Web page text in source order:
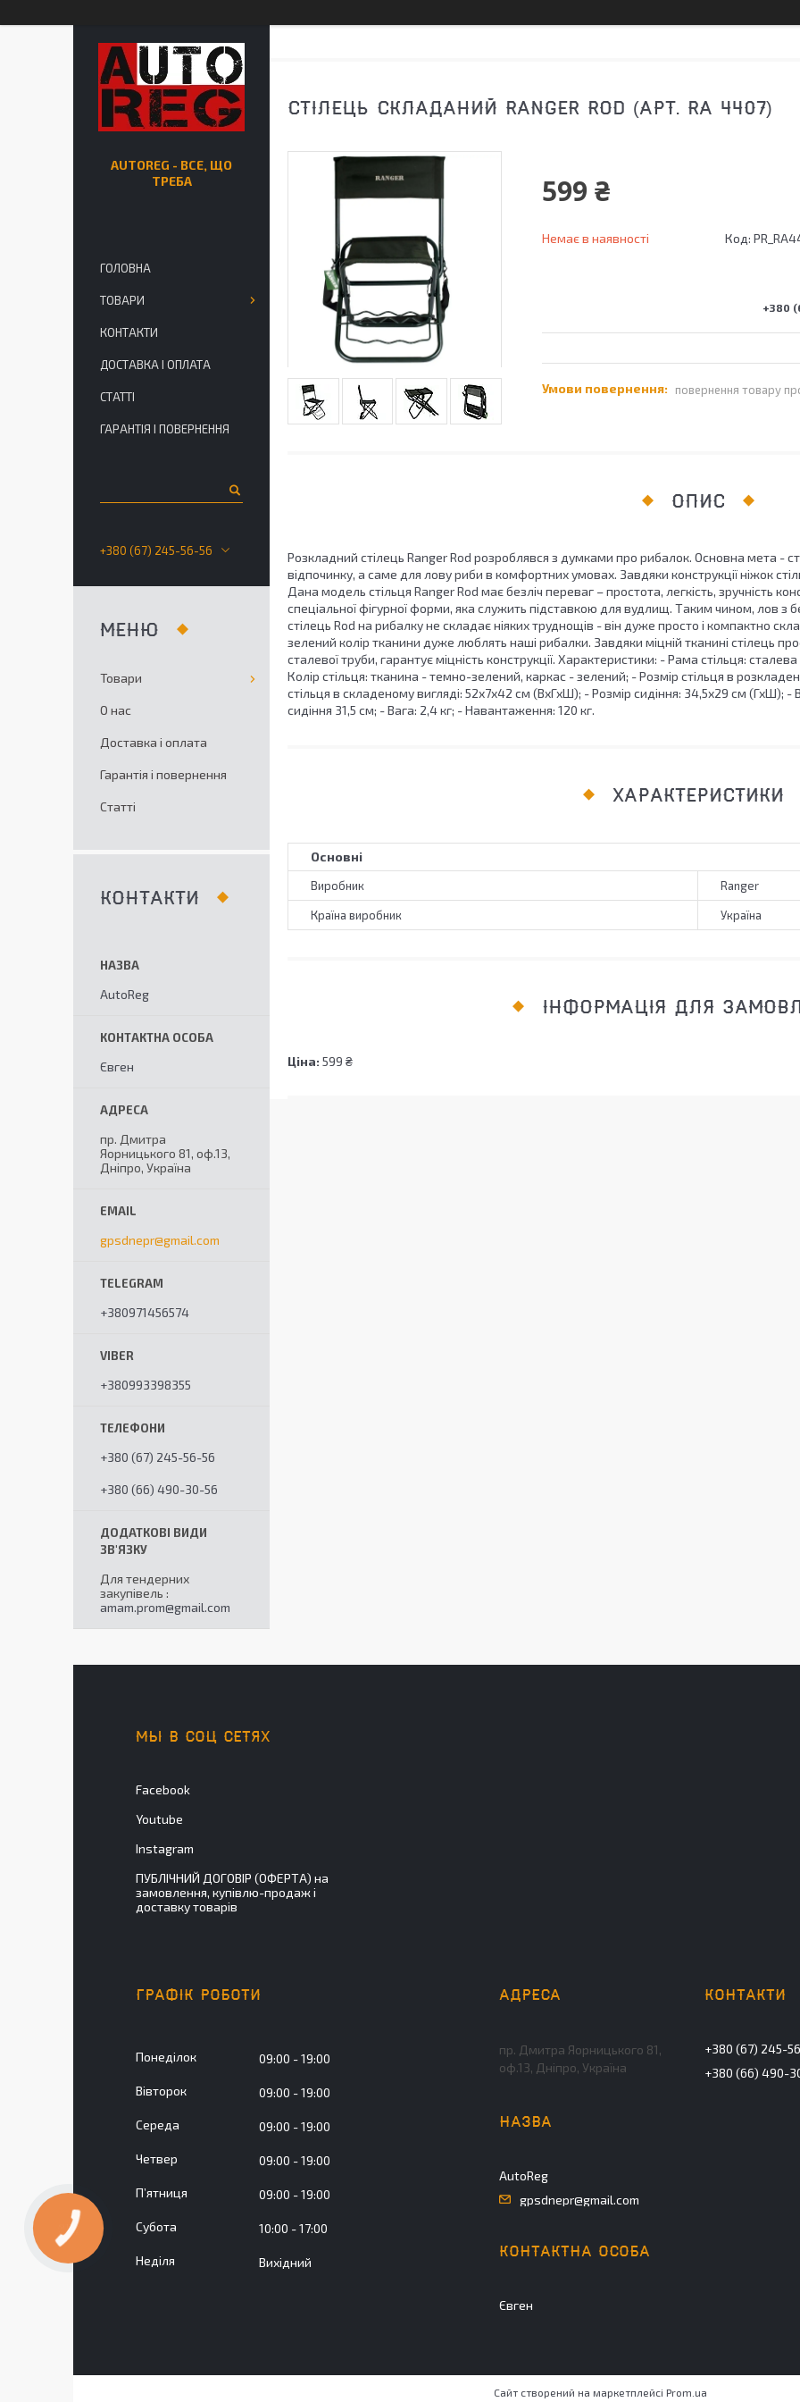
СТІЛЕЦЬ СКЛАДАНИЙ RANGER ROD (АРТ. RA 4407)
599 ₴
Немає в наявності Код:
+380
повернення товару
ОПИС
Розкладний стілець Ranger Rod розроблявся з думками про рибалок. Основна мета -
відпочинку, а саме для лову риби в комфортних умовах. Завдяки конструкції ніжок
Дана модель стільця Ranger Rod має безліч переваг – простота, легкість, зручність
спеціальної фігурної форми, яка служить підставкою для вудлищ. Таким чином, лов з
стілець Rod на рибалку не складає ніяких труднощів - він дуже просто і компактно
зелений колір тканини дуже люблять наші рибалки. Завдяки міцній тканині стілець
сталевої труби, гарантує міцність конструкції. Характеристики: - Рама стільця:
Колір стільця: тканина - темно-зелений, каркас - зелений; - Розмір стільця в
стільця в складеному вигляді: 52х7х42 см (ВхГхШ); - Розмір сидіння: 34,5х29 см (ГхШ); -
сидіння 31,5 см; - Вага: 2,4 кг; - Навантаження: 120 кг.
ХАРАКТЕРИСТИКИ
Основні
Виробник Ranger
Країна виробник Україна
ІНФОРМАЦІЯ ДЛЯ
Ціна: 599 ₴
AUTOREG - ВСЕ, ЩО
ТРЕБА
ГОЛОВНА
ТОВАРИ
КОНТАКТИ
ДОСТАВКА І ОПЛАТА
СТАТТІ
ГАРАНТІЯ І ПОВЕРНЕННЯ
+380 (67) 245-56-56
Товари
О нас
Доставка і оплата
Гарантія і повернення
Статті
КОНТАКТИ
AutoReg
Євген
пр. Дмитра
Яорницького 81, оф.13,
Дніпро, Україна
gpsdnepr@gmail.com
+380971456574
+380993398355
+380 (67) 245-56-56
+380 (66) 490-30-56
Для тендерних
закупівель
amam.prom@gmail.com
МЫ В СОЦ СЕТЯХ
Facebook
Youtube
Instagram
ПУБЛІЧНИЙ ДОГОВІР (ОФЕРТА) на
замовлення, купівлю-продаж і
доставку товарів
ГРАФІК РОБОТИ
Понеділок 09:00 19:00
Вівторок 09:00 19:00
Середа 09:00 19:00
Четвер 09:00 19:00
Пʼятниця 09:00 19:00
Субота 10:00 17:00
Неділя Вихідний
пр. Дмитра Яорницького 81,
оф.13, Дніпро, Україна
AutoReg
gpsdnepr@gmail.com
Євген
+380 (67) 245-
+380 (66) 490-
Сайт створений на маркетплейсі Prom.ua